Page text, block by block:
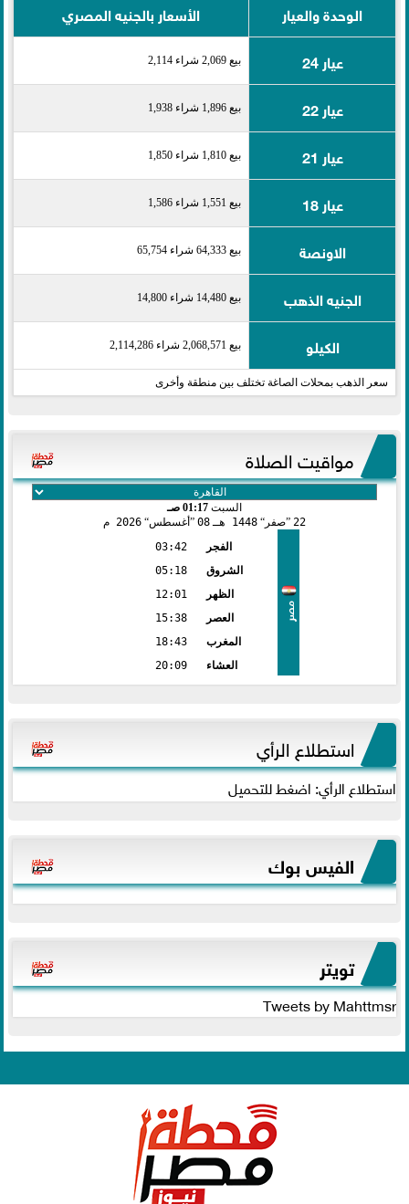
الوحدة والعيار
الأسعار بالجنيه المصري
عيار 24
بيع 2,069 شراء 2,114
عيار 22 بيع 1,896 شراء 1,938
عيار 21 بيع 1,810 شراء 1,850
عيار 18 بيع 1,551 شراء 1,586
الاونصة بيع 64,333 شراء 65,754
الجنيه الذهب بيع 14,480 شراء 14,800
الكيلو بيع 2,068,571 شراء 2,114,286
سعر الذهب بمحلات الصاغة تختلف بين منطقة وأخرى
مواقيت الصلاة
السبت 01:17 صـ
22 صفر 1448 هـ 08 أغسطس 2026 م
مصر
الفجر
03:42
الشروق
05:18
الظهر
12:01
العصر
15:38
المغرب
18:43
العشاء
20:09
استطلاع الرأي
استطلاع الرأي: اضغط للتحميل
الفيس بوك
تويتر
Tweets by Mahttmsr